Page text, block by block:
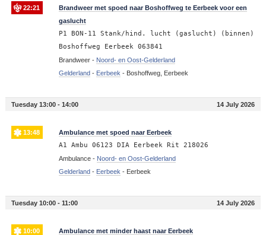
22:21
Brandweer met spoed naar Boshoffweg te Eerbeek voor een
gaslucht
P1 BON-11 Stank/hind. lucht (gaslucht) (binnen)
Boshoffweg Eerbeek 063841
Brandweer - Noord- en Oost-Gelderland
Gelderland- Eerbeek - Boshoffweg, Eerbeek
Tuesday 13:00 - 14:00 14 July 2026
13:48 Ambulance met spoed naar Eerbeek
A1 Ambu 06123 DIA Eerbeek Rit 218026
Ambulance - Noord- en Oost-Gelderland
Gelderland- Eerbeek - Eerbeek
Tuesday 10:00 - 11:00 14 July 2026
10:00 Ambulance met minder haast naar Eerbeek